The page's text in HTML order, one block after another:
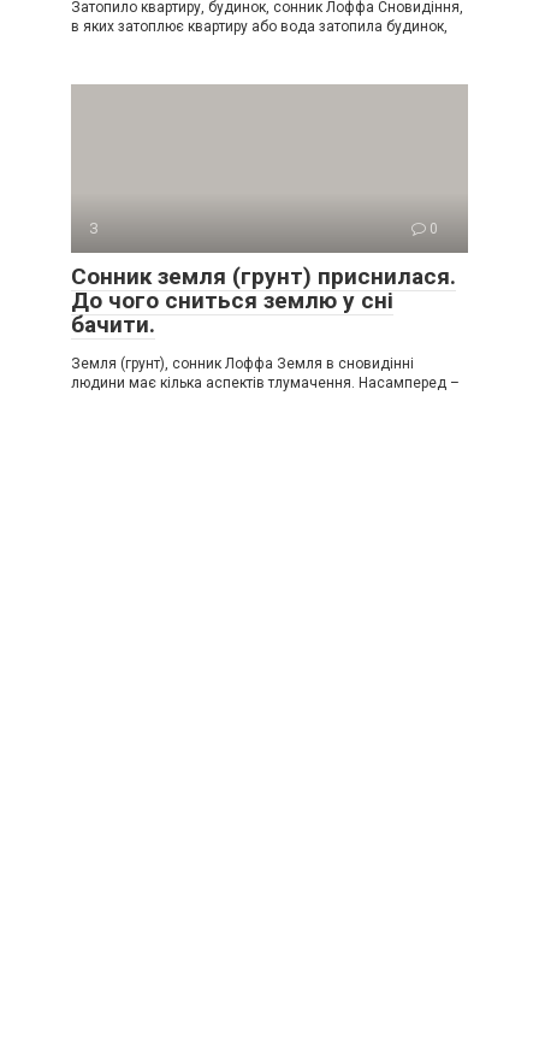
Затопило квартиру, будинок, сонник Лоффа Сновидіння,
в яких затоплює квартиру або вода затопила будинок,
З 0
Сонник земля (грунт) приснилася.
До чого сниться землю у сні
бачити.
Земля (грунт), сонник Лоффа Земля в сновидінні
людини має кілька аспектів тлумачення. Насамперед –